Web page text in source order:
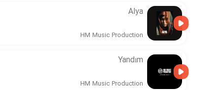
Alya
HM Music Production
Yandım
HM Music Production